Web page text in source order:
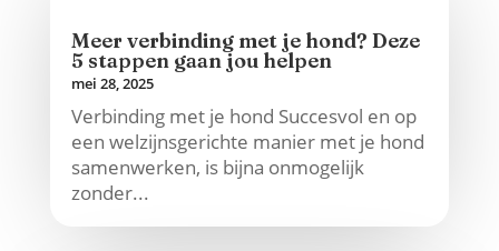
Meer verbinding met je hond? Deze
5 stappen gaan jou helpen
mei 28, 2025
Verbinding met je hond Succesvol en op
een welzijnsgerichte manier met je hond
samenwerken, is bijna onmogelijk
zonder...